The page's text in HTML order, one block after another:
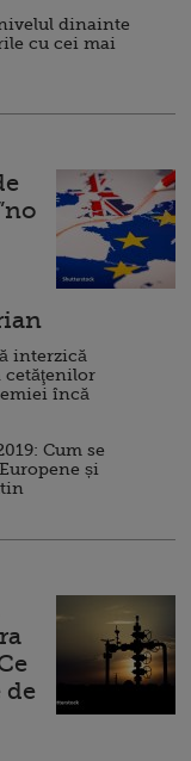
dinainte
cu cei mai
interzică
cetăţenilor
încă
Cum se
și
de